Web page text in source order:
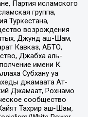
Партия исламского
группа,
Туркестана,
возрождения
Джунд аш-Шам,
Кавказ, АБТО,
Джабха аль-
имени К.
Субхану уа
джамаата Ат-
Джамаат, Рохнамо
сообщество
Тахрир аш-Шам,